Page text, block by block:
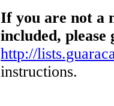
If you are not a
included,
http://
instructions.